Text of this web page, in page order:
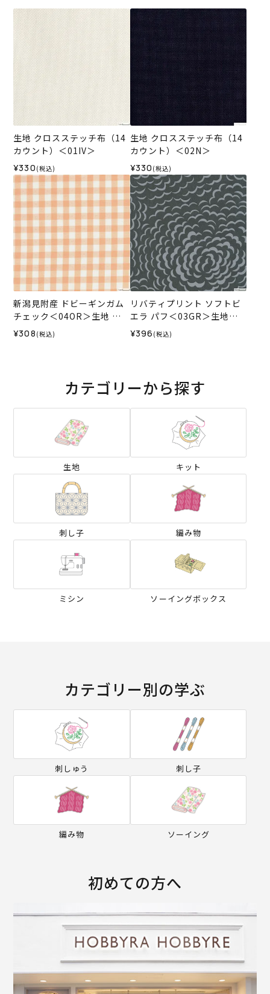
生地 クロスステッチ布（14
カウント）＜01IV＞
¥330 (税込)
生地 クロスステッチ布（14
カウント）＜02N＞
¥330 (税込)
新潟見附産 ドビーギンガム
チェック＜04OR＞生地 ホ
ビーラホビーレデザインコ
レクション
¥308 (税込)
リバティプリント ソフトビ
エラ パフ＜03GR＞生地
（ホビーラホビーレオリジ
ナル）2025AW
¥396 (税込)
カテゴリーから探す
生地 キット
刺し子 編み物
ミシン ソーイングボックス
カテゴリー別の学ぶ
刺しゅう 刺し子
編み物 ソーイング
初めての方へ